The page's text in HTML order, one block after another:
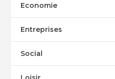
Economie
Entreprises
Social